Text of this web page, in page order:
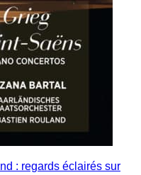
: regards éclairés sur